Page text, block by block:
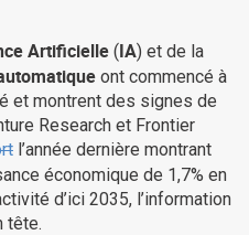
Artificielle (IA) et de la
ont commencé à
et montrent des signes de
Research et Frontier
l’année dernière montrant
économique de 1,7% en
d’ici 2035, l’information
tête.